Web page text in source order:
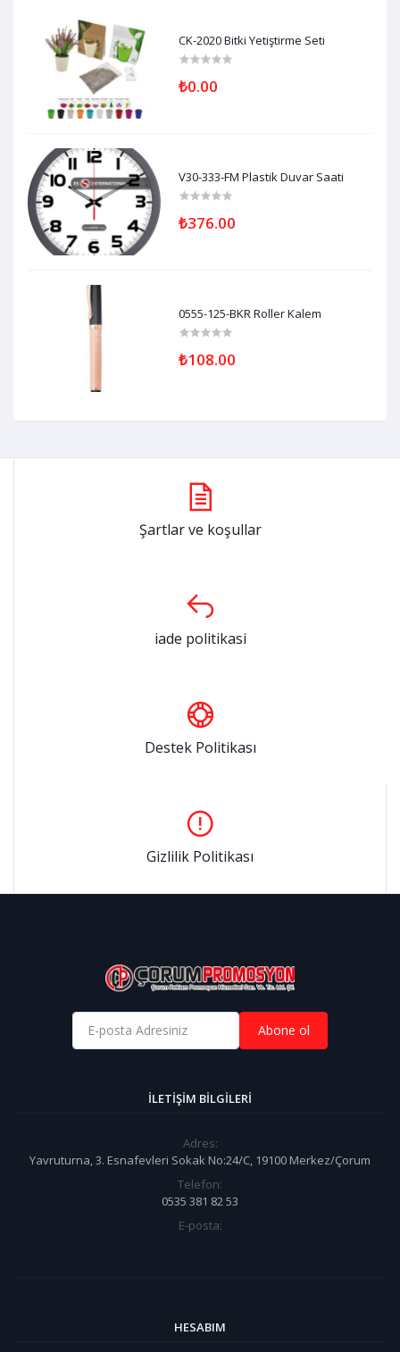
CK-2020 Bitki Yetiştirme Seti
₺0.00
V30-333-FM Plastik Duvar Saati
₺376.00
0555-125-BKR Roller Kalem
₺108.00
Şartlar ve koşullar
iade politikasi
Destek Politikası
Gizlilik Politikası
Abone ol
İLETIŞIM BILGILERI
Adres:
Yavruturna, 3. Esnafevleri Sokak No:24/C, 19100 Merkez/Çorum
Telefon:
0535 381 82 53
E-posta:
HESABIM